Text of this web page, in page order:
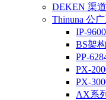
DEKEN 渠
Thinuna 公
IP-
BS架
PP-
PX-
PX-
AX系